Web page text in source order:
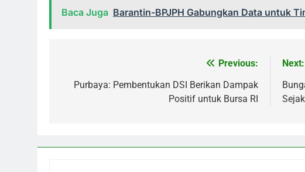
Baca Juga Barantin-BPJPH Gabungkan Data untuk
pos
Previous:
Purbaya: Pembentukan DSI Berikan Dampak
Positif untuk Bursa RI
Next: